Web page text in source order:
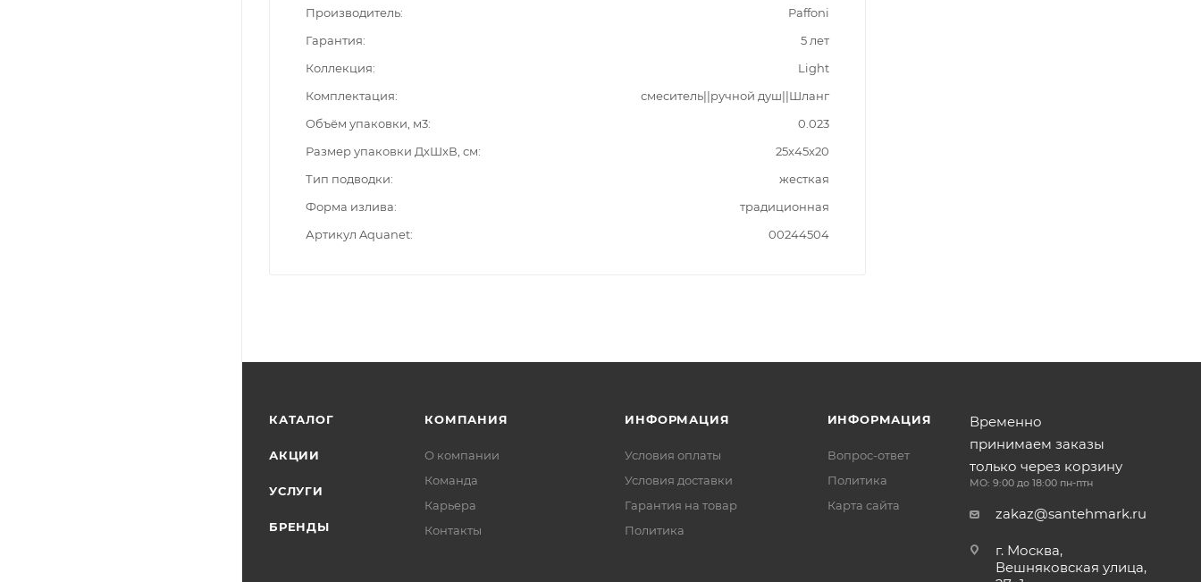
Производитель
Paffoni
Гарантия
5 лет
Коллекция
Light
Комплектация
смеситель||ручной душ||Шланг
Объём упаковки, м3
0.023
Размер упаковки ДxШxВ, см
25x45x20
Тип подводки
жесткая
Форма излива
традиционная
Артикул Aquanet
00244504
КАТАЛОГ
АКЦИИ
УСЛУГИ
БРЕНДЫ
КОМПАНИЯ
О компании
Команда
Карьера
Контакты
ИНФОРМАЦИЯ
Условия оплаты
Условия доставки
Гарантия на товар
Политика
ИНФОРМАЦИЯ
Вопрос-ответ
Политика
Карта сайта
Временно
принимаем заказы
только через корзину
МО: 9:00 до 18:00 пн-птн
zakaz@santehmark.ru
г. Москва,
Вешняковская улица,